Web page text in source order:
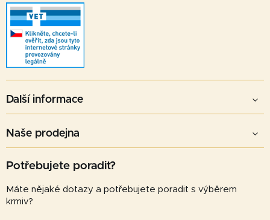
Další informace
Naše prodejna
Potřebujete poradit?
Máte nějaké dotazy a potřebujete poradit s výběrem
krmiv?